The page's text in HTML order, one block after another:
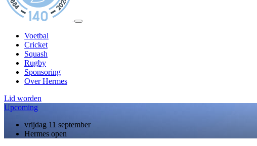
Voetbal
Cricket
Squash
Rugby
Sponsoring
Over Hermes
Lid worden
Upcoming
vrijdag 11 september
Hermes open